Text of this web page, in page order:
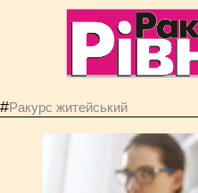
#Ракурс житейський